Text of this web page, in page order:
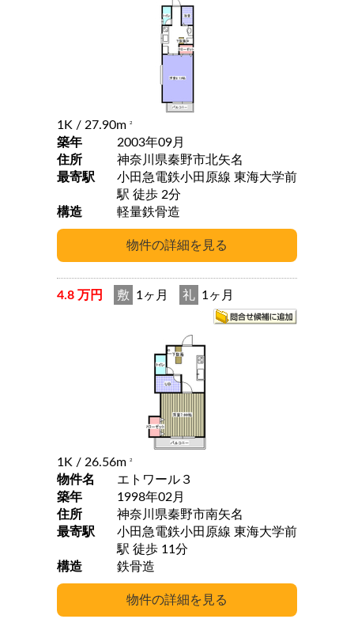
1K / 27.90m 2
築年
2003年09月
住所
神奈川県秦野市北矢名
最寄駅
小田急電鉄小田原線 東海大学前
駅 徒歩 2分
構造
軽量鉄骨造
4.8 万円 敷 1ヶ月 礼 1ヶ月
1K / 26.56m 2
物件名
エトワール３
築年
1998年02月
住所
神奈川県秦野市南矢名
最寄駅
小田急電鉄小田原線 東海大学前
駅 徒歩 11分
構造
鉄骨造